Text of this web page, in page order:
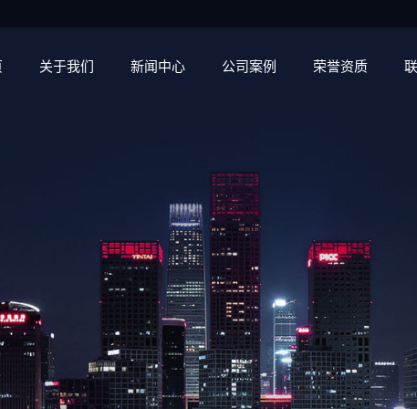
关于我们 新闻中心 公司案例 荣誉资质